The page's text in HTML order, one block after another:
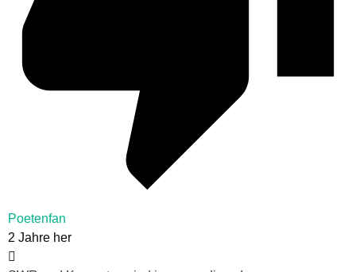
Poetenfan
2 Jahre her